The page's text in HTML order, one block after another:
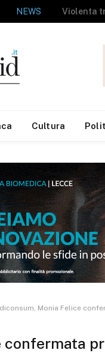
NEWS A
Cultura
Monia Felice
confermata